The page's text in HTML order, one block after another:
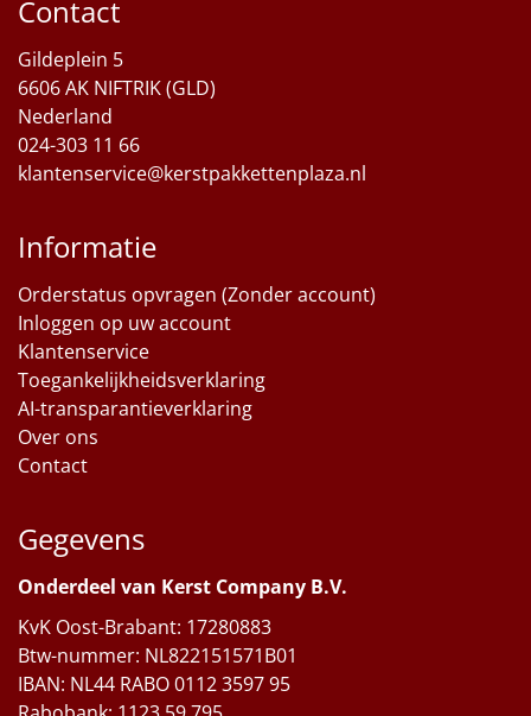
Contact
Gildeplein 5
6606 AK NIFTRIK (GLD)
Nederland
024-303 11 66
klantenservice@kerstpakkettenplaza.nl
Informatie
Orderstatus opvragen (Zonder account)
Inloggen op uw account
Klantenservice
Toegankelijkheidsverklaring
AI-transparantieverklaring
Over ons
Contact
Gegevens
Onderdeel van Kerst Company B.V.
KvK Oost-Brabant: 17280883
Btw-nummer: NL822151571B01
IBAN: NL44 RABO 0112 3597 95